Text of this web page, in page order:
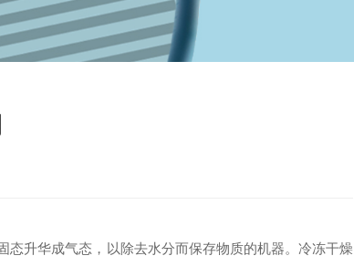
升华成气态，以除去水分而保存物质的机器。冷冻干燥